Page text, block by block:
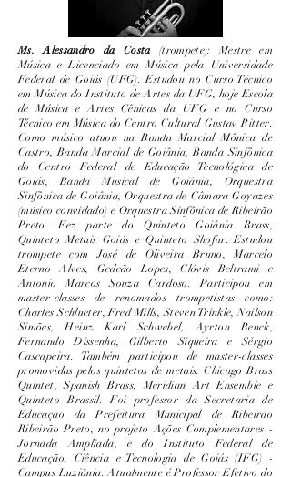
Ms. Alessandro da Costa(trompete): Mestre em
Música e Licenciado em Música pela Universidade
Federal de Goiás (UFG). Estudou no Curso Técnico
em Música do Instituto de Artes da UFG, hoje Escola
de Música e Artes Cênicas da UFG e no Curso
Técnico em Música do Centro Cultural Gustav Ritter.
Como músico atuou na Banda Marcial Mônica de
Castro, Banda Marcial de Goiânia, Banda Sinfônica
do Centro Federal de Educação Tecnológica de
Goiás, Banda Musical de Goiânia, Orquestra
Sinfônica de Goiânia, Orquestra de Câmara Goyazes
(músico convidado) e Orquestra Sinfônica de Ribeirão
Preto. Fez parte do Quinteto Goiânia Brass,
Quinteto Metais Goiás e Quinteto Shofar. Estudou
trompete com José de Oliveira Bruno, Marcelo
Eterno Alves, Gedeão Lopes, Clóvis Beltrami e
Antonio Marcos Souza Cardoso. Participou em
master-classes de renomados trompetistas como:
Charles Schlueter, Fred Mills, Steven Trinkle, Nailson
Simões, Heinz Karl Schwebel, Ayrton Benck,
Fernando Dissenha, Gilberto Siqueira e Sérgio
Cascapeira. Também participou de master-classes
promovidas pelos quintetos de metais: Chicago Brass
Quintet, Spanish Brass, Meridian Art Ensemble e
Quinteto Brassil. Foi professor da Secretaria de
Educação da Prefeitura Municipal de Ribeirão
Ribeirão Preto, no projeto Ações Complementares -
Jornada Ampliada, e do Instituto Federal de
Educação, Ciência e Tecnologia de Goiás (IFG) -
Campus Luziânia. Atualmente é Professor Efetivo do